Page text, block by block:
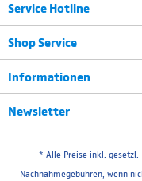
Service Hotline
Shop Service
Informationen
Newsletter
* Alle Preise inkl. gesetzl.
Nachnahmegebühren, wenn